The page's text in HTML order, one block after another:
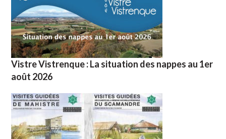
Vistre Vistrenque : La situation des nappes au 1er
août 2026